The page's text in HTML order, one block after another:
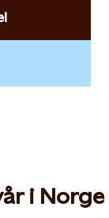
i Norge